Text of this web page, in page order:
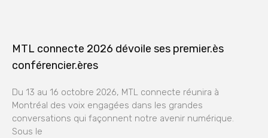
MTL connecte 2026 dévoile ses premier.ès
conférencier.ères
Du 13 au 16 octobre 2026, MTL connecte réunira à
Montréal des voix engagées dans les grandes
conversations qui façonnent notre avenir numérique.
Sous le